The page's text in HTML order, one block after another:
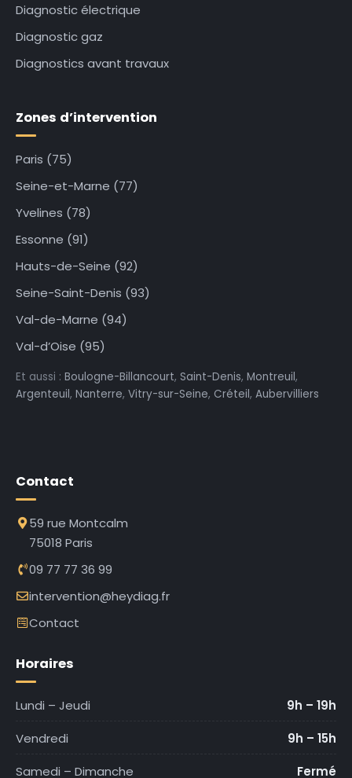
Diagnostic électrique
Diagnostic gaz
Diagnostics avant travaux
Zones d’intervention
Paris (75)
Seine-et-Marne (77)
Yvelines (78)
Essonne (91)
Hauts-de-Seine (92)
Seine-Saint-Denis (93)
Val-de-Marne (94)
Val-d’Oise (95)
Et aussi : Boulogne-Billancourt, Saint-Denis, Montreuil,
Argenteuil, Nanterre, Vitry-sur-Seine, Créteil, Aubervilliers
Contact
59 rue Montcalm
75018 Paris
09 77 77 36 99
intervention@heydiag.fr
Contact
Horaires
Lundi – Jeudi
9h – 19h
Vendredi
9h – 15h
Samedi – Dimanche
Fermé